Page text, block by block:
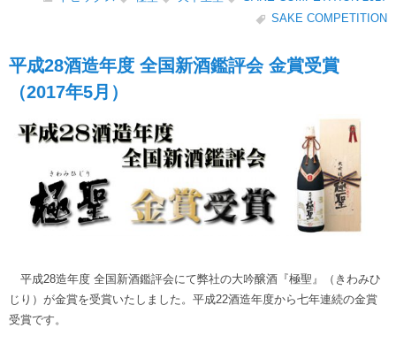
SAKE COMPETITION
平成28酒造年度 全国新酒鑑評会 金賞受賞
（2017年5月）
平成28造年度 全国新酒鑑評会にて弊社の大吟醸酒『極聖』（きわみひ
じり）が金賞を受賞いたしました。平成22酒造年度から七年連続の金賞
受賞です。